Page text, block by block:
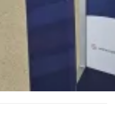
az ülőhely
-től kezdődő díjat kell fizetni.
akkor egy véletlenszerűen